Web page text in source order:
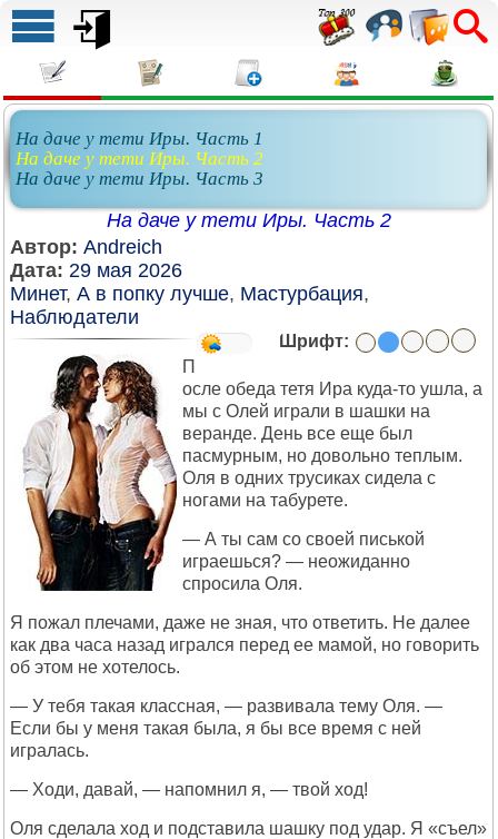
На даче у тети Иры. Часть 1
На даче у тети Иры. Часть 2
На даче у тети Иры. Часть 3
На даче у тети Иры. Часть 2
Автор: Andreich
Дата: 29 мая 2026
Минет, А в попку лучше, Мастурбация,
Наблюдатели
Шрифт:
П
осле обеда тетя Ира куда-то ушла, а
мы с Олей играли в шашки на
веранде. День все еще был
пасмурным, но довольно теплым.
Оля в одних трусиках сидела с
ногами на табурете.
— А ты сам со своей писькой
играешься? — неожиданно
спросила Оля.
Я пожал плечами, даже не зная, что ответить. Не далее
как два часа назад игрался перед ее мамой, но говорить
об этом не хотелось.
— У тебя такая классная, — развивала тему Оля. —
Если бы у меня такая была, я бы все время с ней
игралась.
— Ходи, давай, — напомнил я, — твой ход!
Оля сделала ход и подставила шашку под удар. Я «съел»